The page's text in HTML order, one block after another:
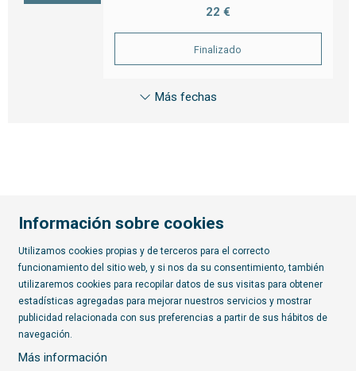
22 €
Finalizado
Más fechas
Diapositiva 2 de 7
Información sobre cookies
Utilizamos cookies propias y de terceros para el correcto
funcionamiento del sitio web, y si nos da su consentimiento, también
utilizaremos cookies para recopilar datos de sus visitas para obtener
estadísticas agregadas para mejorar nuestros servicios y mostrar
publicidad relacionada con sus preferencias a partir de sus hábitos de
navegación.
Más información